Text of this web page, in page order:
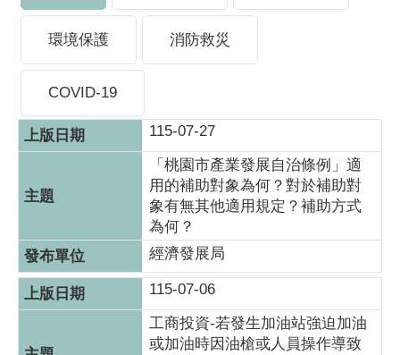
環境保護 消防救災
COVID-19
115-07-27
「桃園市產業發展自治條例」適
用的補助對象為何？對於補助對
象有無其他適用規定？補助方式
為何？
經濟發展局
115-07-06
工商投資-若發生加油站強迫加油
或加油時因油槍或人員操作導致